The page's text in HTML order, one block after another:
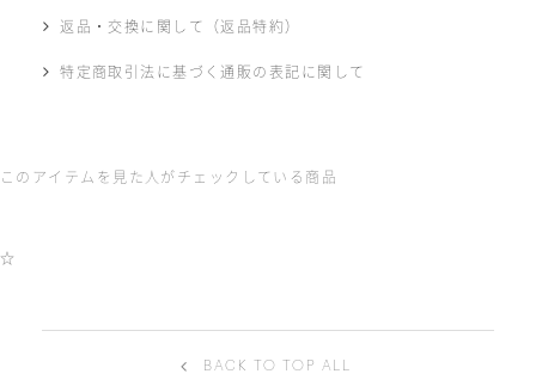
返品・交換に関して（返品特約）
特定商取引法に基づく通販の表記に関して
このアイテムを見た人がチェックしている商品
☆
BACK TO TOP ALL